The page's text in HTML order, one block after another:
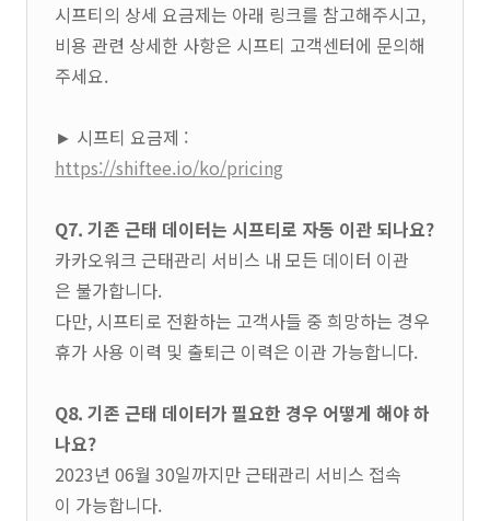
시프티의 상세 요금제는 아래 링크를 참고해주시고,
비용 관련 상세한 사항은 시프티 고객센터에 문의해
주세요.
► 시프티 요금제 :
https://shiftee.io/ko/pricing
Q7. 기존 근태 데이터는 시프티로 자동 이관 되나요?
카카오워크 근태관리 서비스 내 모든 데이터 이관
은 불가합니다.
다만, 시프티로 전환하는 고객사들 중 희망하는 경우
휴가 사용 이력 및 출퇴근 이력은 이관 가능합니다.
Q8. 기존 근태 데이터가 필요한 경우 어떻게 해야 하
나요?
2023년 06월 30일까지만 근태관리 서비스 접속
이 가능합니다.